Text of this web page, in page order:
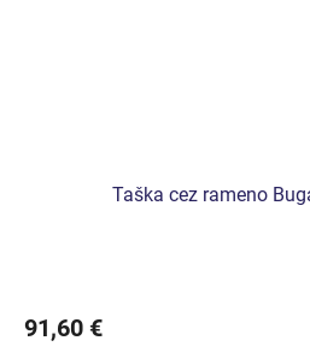
Taška cez rameno
91,60 €